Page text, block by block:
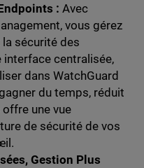
:Avec
vous gérez
sécurité des
centralisée,
dans WatchGuard
du temps, réduit
une vue
de sécurité de vos
Gestion Plus